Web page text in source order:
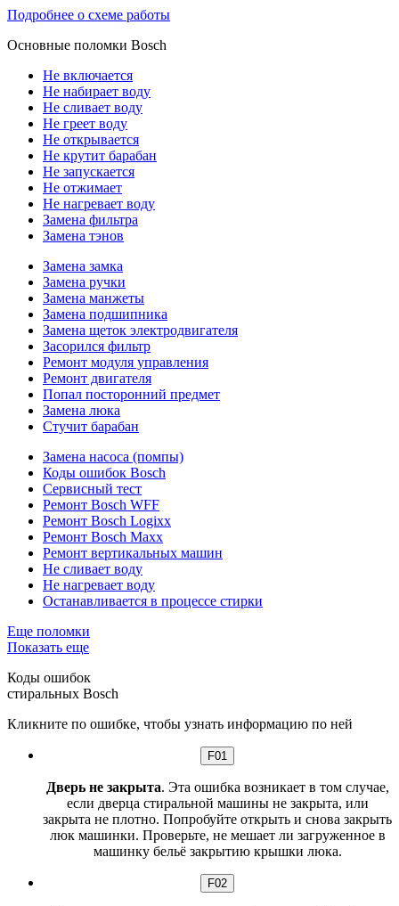
Подробнее о схеме работы
Основные поломки Bosch
Не включается
Не набирает воду
Не сливает воду
Не греет воду
Не открывается
Не крутит барабан
Не запускается
Не отжимает
Не нагревает воду
Замена фильтра
Замена тэнов
Замена замка
Замена ручки
Замена манжеты
Замена подшипника
Замена щеток электродвигателя
Засорился фильтр
Ремонт модуля управления
Ремонт двигателя
Попал посторонний предмет
Замена люка
Стучит барабан
Замена насоса (помпы)
Коды ошибок Bosch
Сервисный тест
Ремонт Bosch WFF
Ремонт Bosch Logixx
Ремонт Bosch Maxx
Ремонт вертикальных машин
Не сливает воду
Не нагревает воду
Останавливается в процессе стирки
Еще поломки
Показать еще
Коды ошибок
стиральных Bosch
Кликните по ошибке, чтобы узнать информацию по ней
F01
Дверь не закрыта. Эта ошибка возникает в том случае,
если дверца стиральной машины не закрыта, или
закрыта не плотно. Попробуйте открыть и снова закрыть
люк машинки. Проверьте, не мешает ли загруженное в
машинку бельё закрытию крышки люка.
F02